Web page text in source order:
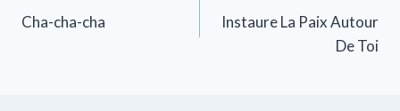
Cha-cha-cha
Instaure La Paix Autour
De Toi